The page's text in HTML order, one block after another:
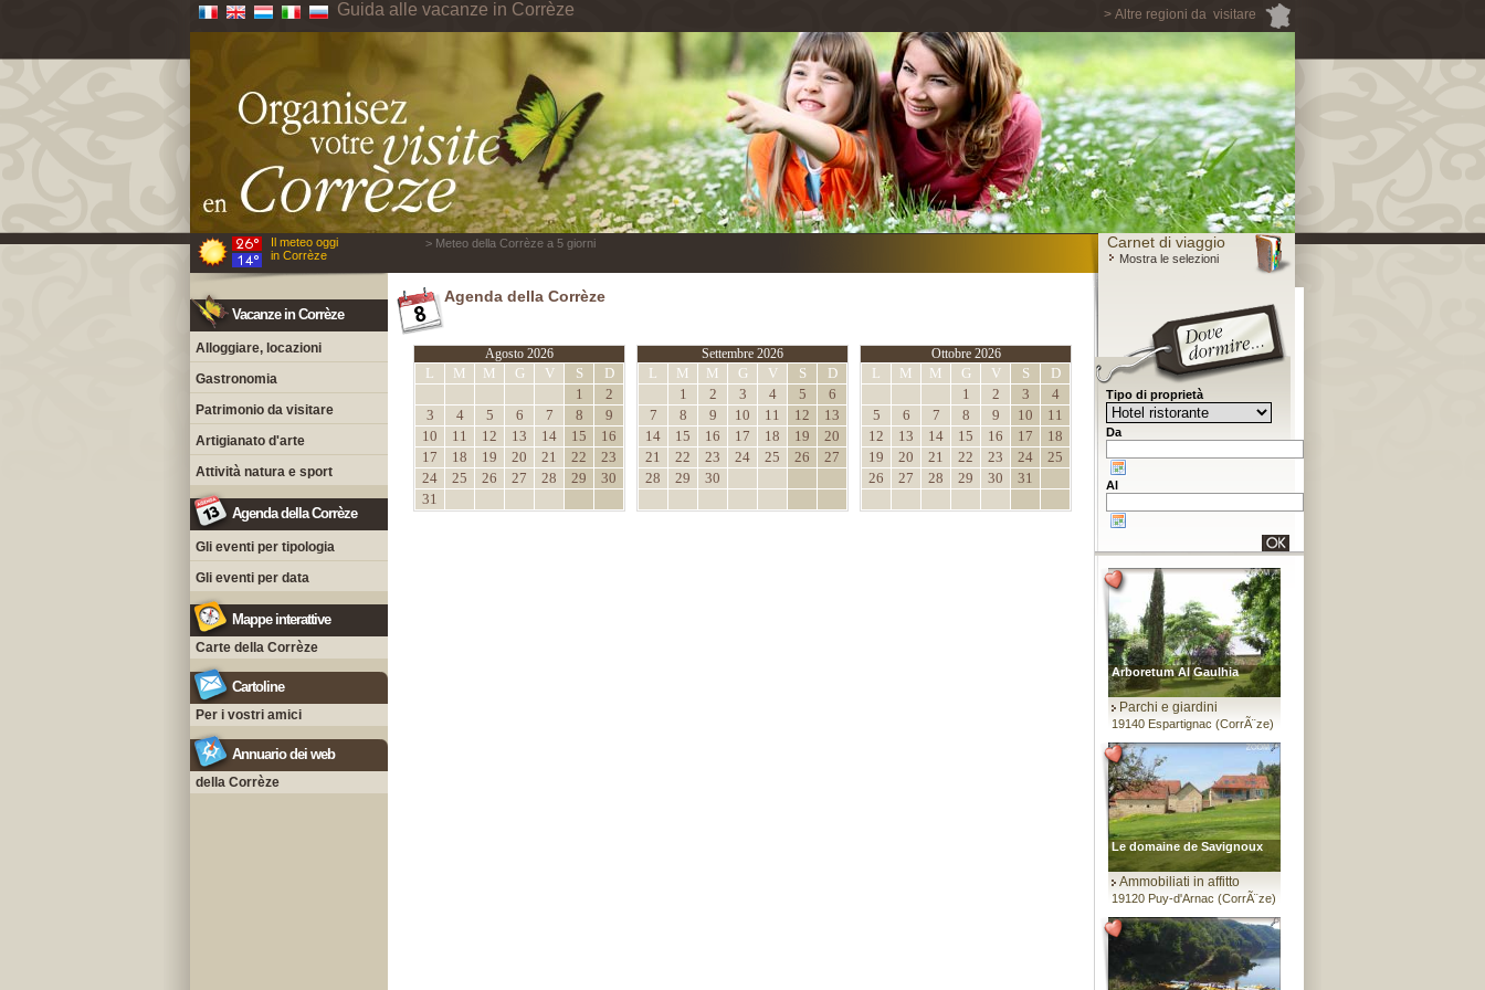
> Altre regioni da visitare
Guida alle vacanze in Corrèze
Il meteo oggi
in Corrèze
> Meteo della Corrèze a 5 giorni Carnet di viaggio
Mostra le selezioni
Vacanze in Corrèze
Alloggiare, locazioni
Gastronomia
Patrimonio da visitare
Artigianato d'arte
Attività natura e sport
Agenda della Corrèze
Gli eventi per tipologia
Gli eventi per data
Mappe interattive
Carte della Corrèze
Cartoline
Per i vostri amici
Annuario dei web
della Corrèze
Agenda della Corrèze
Agosto 2026
L M M G V S
D
1
2
3
4 5 6 7 8
9
10
11 12 13 14 15
16
17
18 19 20 21 22
23
24
25 26 27 28 29
30
31
Settembre 2026
L M M G V S
D
1
2 3 4 5
6
7
8 9 10 11 12
13
14
15 16 17 18 19
20
21
22 23 24 25 26
27
28
29 30
Ottobre 2026
L M M G V S
D
1
2 3
4
5
6 7 8 9 10
11
12
13 14 15 16 17
18
19
20 21 22 23 24
25
26
27 28 29 30 31
Tipo di proprietà
Da
Al
Arboretum Al Gaulhia
Parchi e giardini
19140 Espartignac (CorrÃ¨ze)
Le domaine de Savignoux
Ammobiliati in affitto
19120 Puy-d'Arnac (CorrÃ¨ze)